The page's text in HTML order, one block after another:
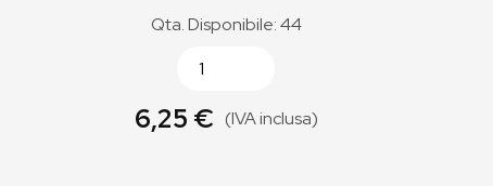
Qta. Disponibile: 44
6,25 € (IVA inclusa)